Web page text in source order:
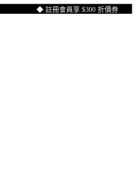
◆ 註冊會員享 $300 折價券